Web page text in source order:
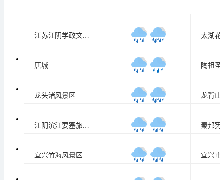
太湖
唐城 陶祖
龙头渚风景区 龙背
秦邦
宜兴竹海风景区 宜兴